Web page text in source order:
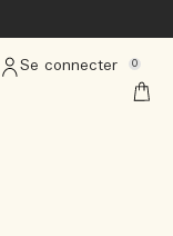
Se connecter 0